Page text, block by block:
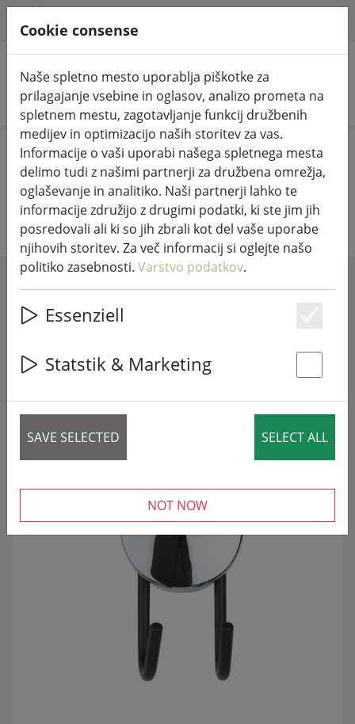
Iskanje izdelkov
Home Kopalnica
Kopalniški pripomočki
SHOW FILTERS
35 articles
ZNIŽANO! SALE
Cookie consense
Naše spletno mesto uporablja piškotke za
prilagajanje vsebine in oglasov, analizo prometa na
spletnem mestu, zagotavljanje funkcij družbenih
medijev in optimizacijo naših storitev za vas.
Informacije o vaši uporabi našega spletnega mesta
delimo tudi z našimi partnerji za družbena omrežja,
oglaševanje in analitiko. Naši partnerji lahko te
informacije združijo z drugimi podatki, ki ste jim jih
posredovali ali ki so jih zbrali kot del vaše uporabe
njihovih storitev. Za več informacij si oglejte našo
politiko zasebnosti. Varstvo podatkov.
Essenziell
Statstik & Marketing
SAVE SELECTED SELECT ALL
NOT NOW